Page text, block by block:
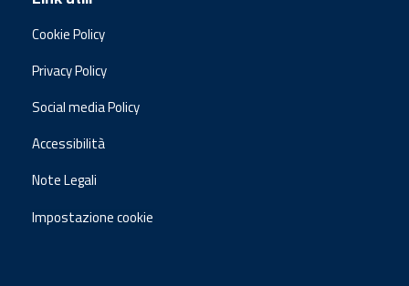
Cookie Policy
Privacy Policy
Social media Policy
Accessibilità
Note Legali
Impostazione cookie